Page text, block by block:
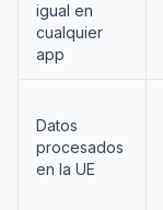
igual en
cualquier
app
Datos
procesados
en la UE